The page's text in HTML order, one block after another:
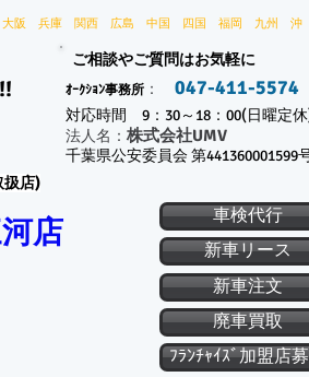
阪 兵庫 関西 広島 中国 四国 福岡 九州 沖
ご相談やご質問はお気軽に
ｵｰｸｼｮﾝ事務所 ： 047-411-5574
対応時間 9：30～18：00(日曜定
​法人名： 株式会社UMV
千葉県公安委員会 第441360001599
扱店)
店
ﾌﾗﾝﾁｬｲｽﾞ加盟店
廃車買取
新車注文
新車リース
車検代行